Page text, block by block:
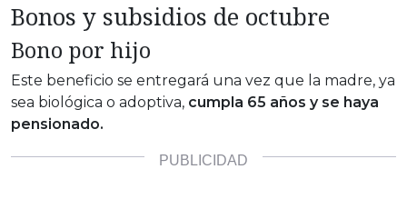
Bonos y subsidios de octubre
Bono por hijo
Este beneficio se entregará una vez que la madre, ya
sea biológica o adoptiva, cumpla 65 años y se haya
pensionado.